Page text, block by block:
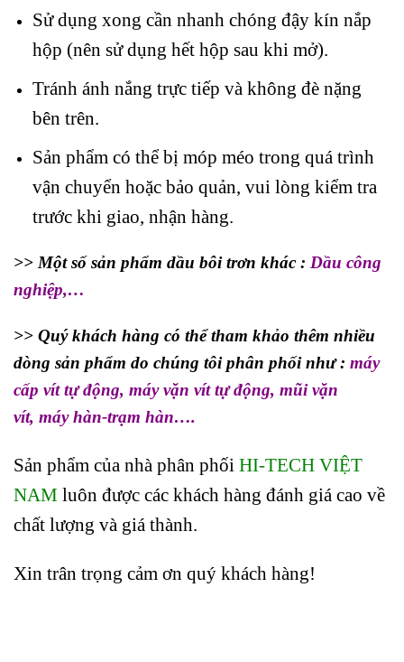
Sử dụng xong cần nhanh chóng đậy kín nắp
hộp (nên sử dụng hết hộp sau khi mở).
Tránh ánh nắng trực tiếp và không đè nặng
bên trên.
Sản phẩm có thể bị móp méo trong quá trình
vận chuyển hoặc bảo quản, vui lòng kiểm tra
trước khi giao, nhận hàng.
>> Một số sản phẩm dầu bôi trơn khác : Dầu công
nghiệp,…
>> Quý khách hàng có thể tham khảo thêm nhiều
dòng sản phẩm do chúng tôi phân phối như : máy
cấp vít tự động, máy vặn vít tự động, mũi vặn
vít, máy hàn-trạm hàn….
Sản phẩm của nhà phân phối HI-TECH VIỆT
NAM luôn được các khách hàng đánh giá cao về
chất lượng và giá thành.
Xin trân trọng cảm ơn quý khách hàng!